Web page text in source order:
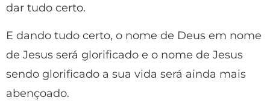
dar tudo certo.
E dando tudo certo, o nome de Deus em nome
de Jesus será glorificado e o nome de Jesus
sendo glorificado a sua vida será ainda mais
abençoado.